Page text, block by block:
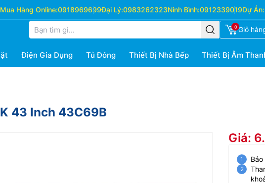
Mua Hàng Online:0918969699Đại Lý:0983262323Ninh Bình:0912339019Dự Án:
0 Giỏ
Điện Gia Dụng Tủ Đông Thiết Bị Nhà Bếp Thiết Bị Âm
43 Inch 43C69B
Giá: